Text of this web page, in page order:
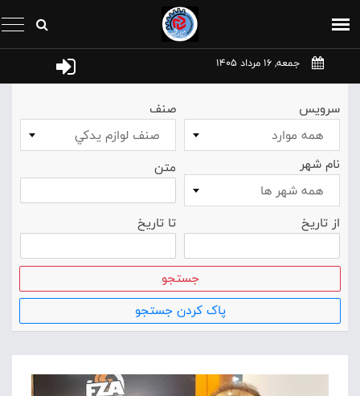
جمعه, 16 مرداد 1405
سرویس
همه موارد
صنف
صنف لوازم يدکي
نام شهر
همه شهر ها
متن
از تاریخ تا تاریخ
جستجو
پاک کردن جستجو